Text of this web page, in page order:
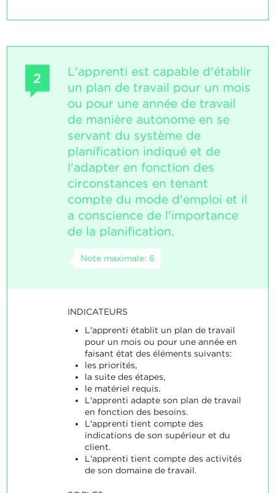
2
L'apprenti est capable d'établir
un plan de travail pour un mois
ou pour une année de travail
de manière autonome en se
servant du système de
planification indiqué et de
l'adapter en fonction des
circonstances en tenant
compte du mode d'emploi et il
a conscience de l'importance
de la planification.
Note maximale: 6
INDICATEURS
L'apprenti établit un plan de travail
pour un mois ou pour une année en
faisant état des éléments suivants:
les priorités,
la suite des étapes,
le matériel requis.
L'apprenti adapte son plan de travail
en fonction des besoins.
L'apprenti tient compte des
indications de son supérieur et du
client.
L'apprenti tient compte des activités
de son domaine de travail.